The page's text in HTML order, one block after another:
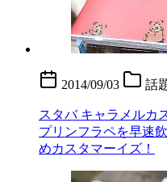
2014/09/03 話
スタバ キャラメルカ
プリンフラペを早速
めカスタマーイズ！